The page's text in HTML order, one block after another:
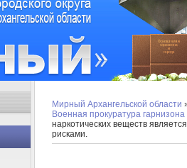
Мирный Архангельской области
Военная прокуратура
наркотических веществ
рисками.